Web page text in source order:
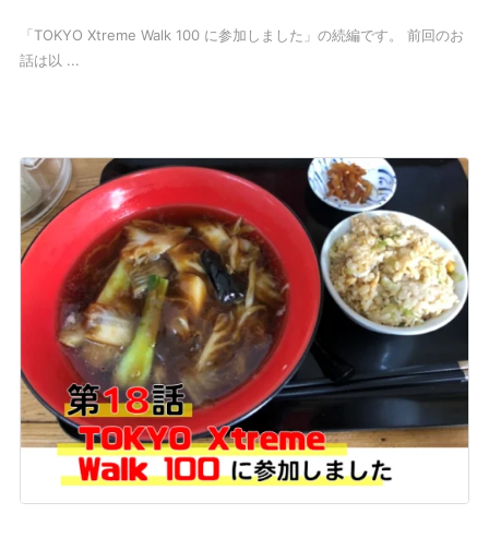
「TOKYO Xtreme Walk 100 に参加しました」の続編です。 前回のお
話は以 ...